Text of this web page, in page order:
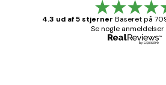
4.3 ud af 5 stjerner Baseret på
Se nogle anmeldelser